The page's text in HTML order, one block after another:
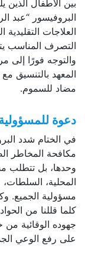
بين الأطفال
البروفيسور “عبد
العلاجات
التصرف المناسب
والتوجه فورًا إلى
المعهد بالتنسيق
مضاد للسموم.
دعوة
في الختام شدد
مكافحة المخاطر
وحدها، بل تتطلب
المحلية،
مسؤولية الجميع.
كلما قللنا من
جهوده الوقائية
على رفع الوعي